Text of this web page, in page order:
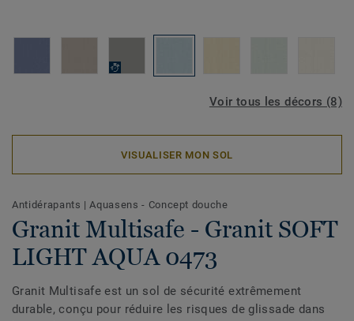
Voir tous les décors (8)
VISUALISER MON SOL
Antidérapants |Aquasens - Concept douche
Granit Multisafe - Granit SOFT
LIGHT AQUA 0473
Granit Multisafe est un sol de sécurité extrêmement
durable, conçu pour réduire les risques de glissade dans